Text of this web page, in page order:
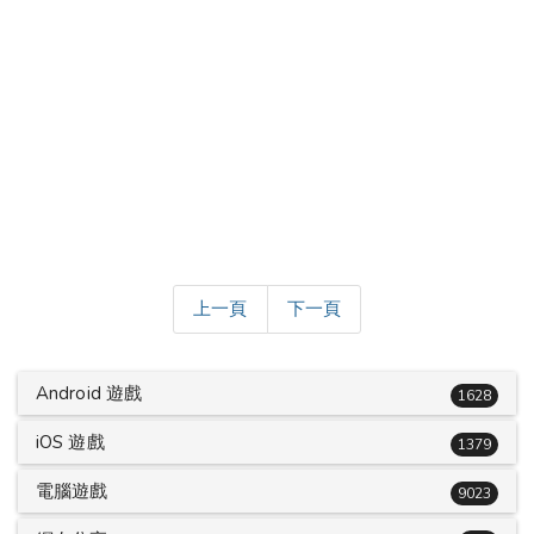
上一頁 下一頁
Android 遊戲 1628
iOS 遊戲 1379
電腦遊戲 9023